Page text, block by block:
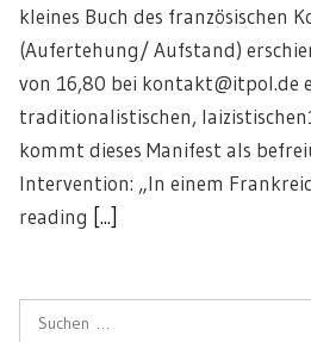
kleines Buch des französischen
(Aufertehung/ Aufstand)
von 16,80 bei kontakt@itpol.de
traditionalistischen,
kommt dieses Manifest als
Intervention: „In einem
reading [...]